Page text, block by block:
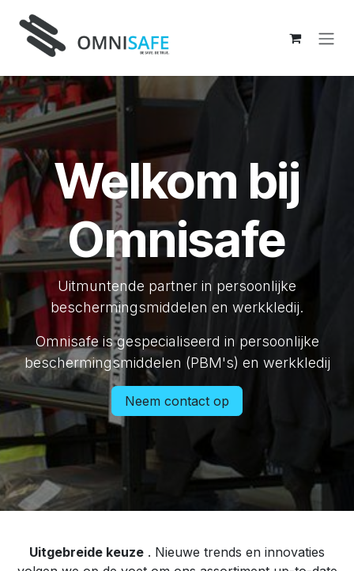
Welkom bij
Omnisafe
Uitmuntende partner in persoonlijke
beschermingsmiddelen en werkkledij.
Omnisafe is gespecialiseerd in persoonlijke
beschermingsmiddelen (PBM's) en werkkledij
Neem contact op
Uitgebreide keuze . Nieuwe trends en innovaties